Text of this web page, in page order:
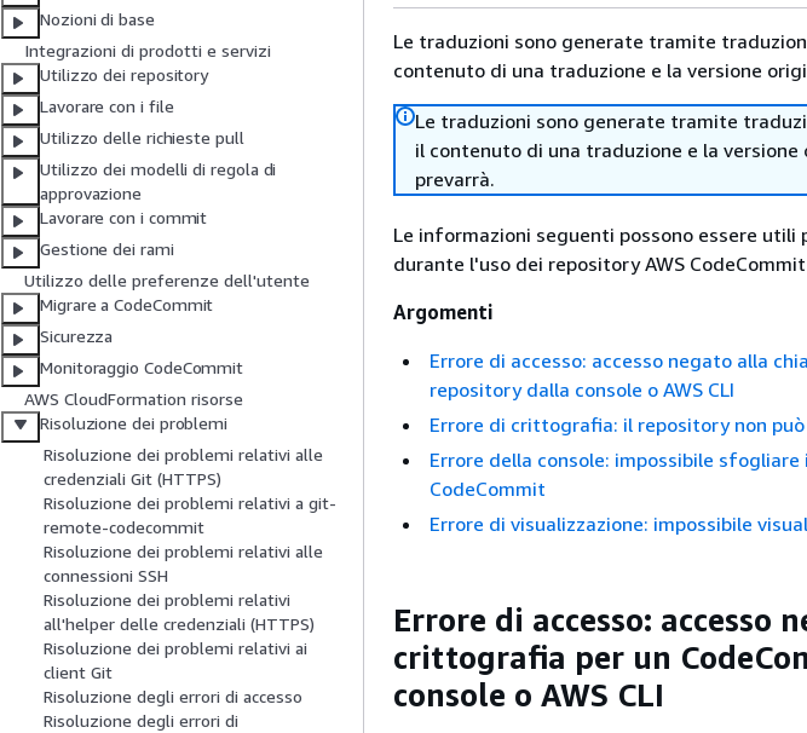
Nozioni di base
Integrazioni di prodotti e servizi
Utilizzo dei repository
Lavorare con i file
Utilizzo delle richieste pull
Utilizzo dei modelli di regola di
approvazione
Lavorare con i commit
Gestione dei rami
Utilizzo delle preferenze dell'utente
Migrare a CodeCommit
Sicurezza
Monitoraggio CodeCommit
AWS CloudFormation risorse
Risoluzione dei problemi
Risoluzione dei problemi relativi alle
credenziali Git (HTTPS)
Risoluzione dei problemi relativi a git-
remote-codecommit
Risoluzione dei problemi relativi alle
connessioni SSH
Risoluzione dei problemi relativi
all'helper delle credenziali (HTTPS)
Risoluzione dei problemi relativi ai
client Git
Risoluzione degli errori di accesso
Risoluzione degli errori di
Le traduzioni sono generate tramite
contenuto di una traduzione e la versione
Le traduzioni sono generate tramite
il contenuto di una traduzione e la
prevarrà.
Le informazioni seguenti possono essere utili
durante l'uso dei repository AWS
Argomenti
Errore di accesso: accesso negato alla
repository dalla console o AWS CLI
Errore di crittografia: il repository non
Errore della console: impossibile
CodeCommit
Errore di visualizzazione: impossibile
Errore di accesso: accesso
crittografia per un
console o AWS CLI